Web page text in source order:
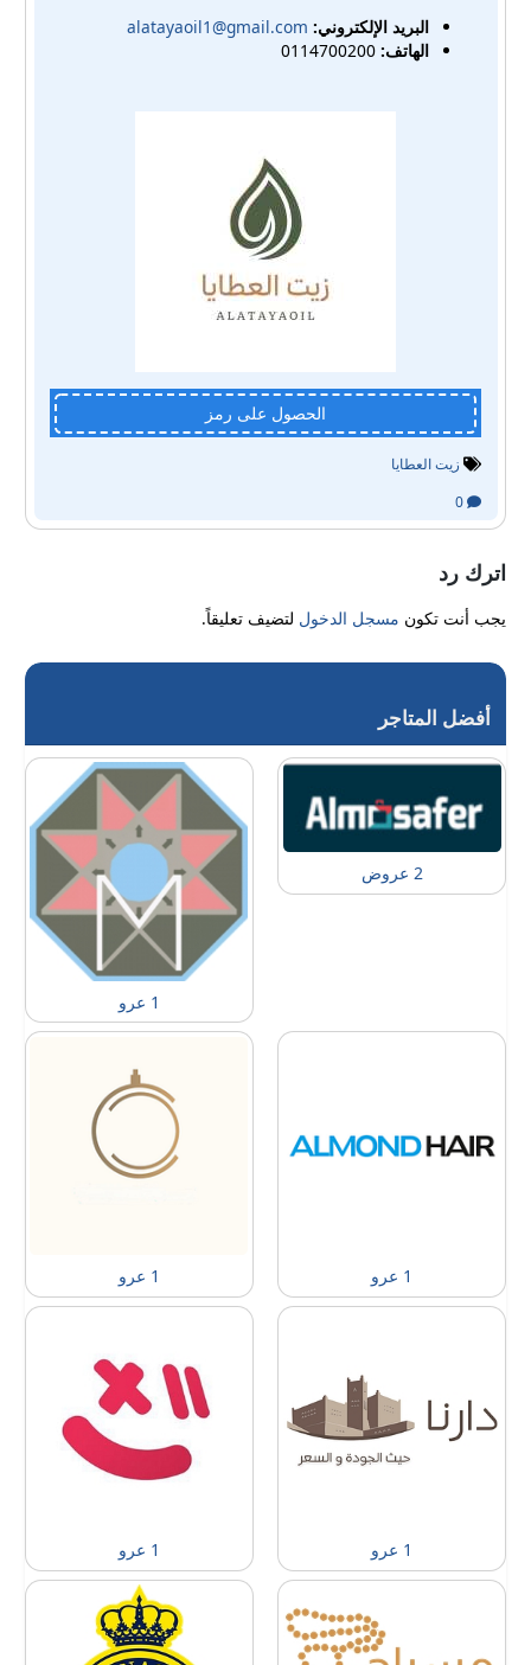
البريد الإلكتروني: alatayaoil1@gmail.com
الهاتف:0114700200
الحصول على رمز
زيت العطايا
0
اترك رد
يجب أنت تكون مسجل الدخول لتضيف تعليقاً.
أفضل المتاجر
2 عروض
1 عرو
1 عرو 1 عرو
1 عرو 1 عرو